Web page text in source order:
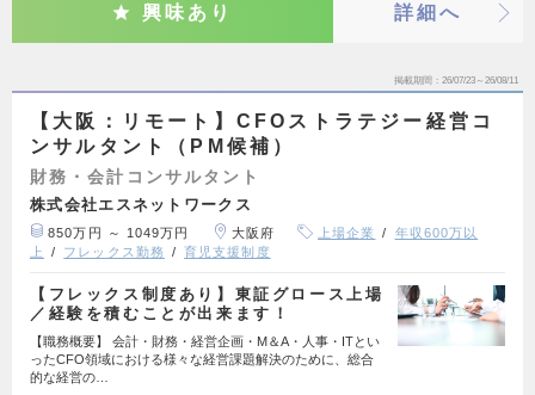
興味あり 詳細へ
掲載期間 26/07/23～26/08/11
【大阪：リモート】CFOストラテジー経営コ
ンサルタント（PM候補）
財務・会計コンサルタント
株式会社エスネットワークス
850万円 ～ 1049万円 大阪府 上場企業
年収600万以
上
フレックス勤務 育児支援制度
【フレックス制度あり】東証グロース上場
／経験を積むことが出来ます！
【職務概要】 会計・財務・経営企画・M＆A・人事・ITとい
ったCFO領域における様々な経営課題解決のために、総合
的な経営の…